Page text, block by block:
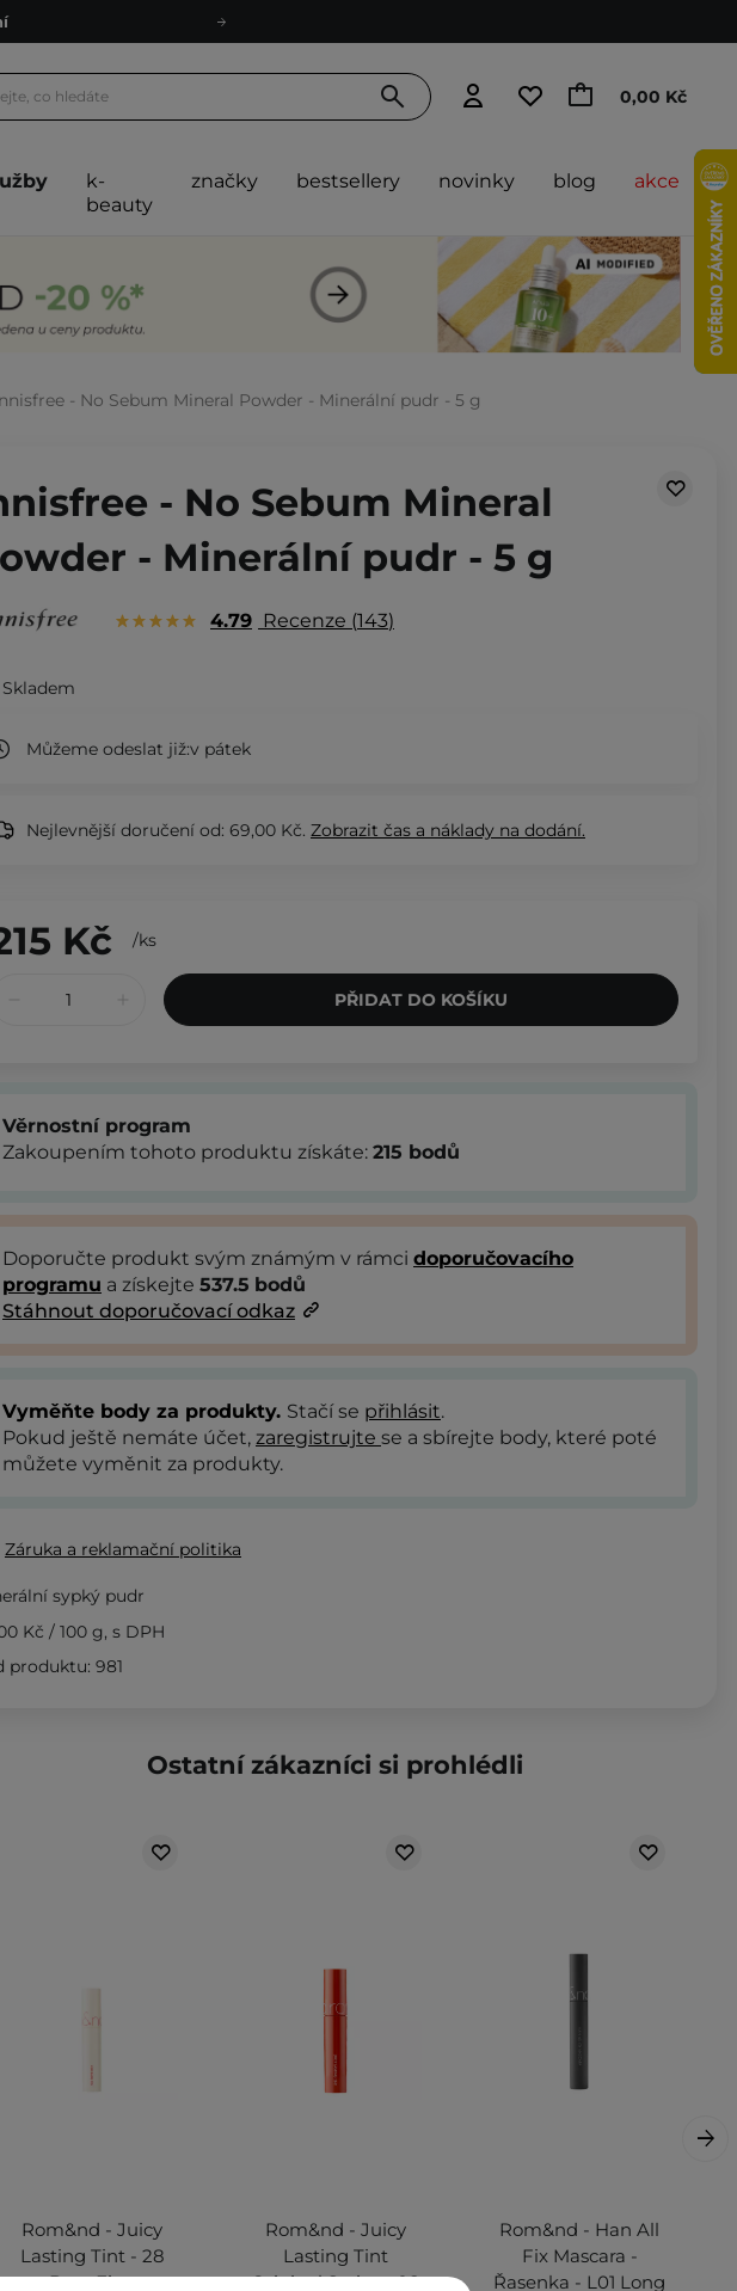
0,00 Kč
k-
beauty
značky bestsellery novinky blog akce
- No Sebum Mineral Powder - Minerální pudr - 5 g
- No Sebum Mineral
- Minerální pudr - 5 g
4.79 Recenze 143
Skladem
Můžeme odeslat již:v pátek
Nejlevnější doručení od: 69,00 Kč. Zobrazit čas a náklady na dodání.
Kč /ks
PŘIDAT DO KOŠÍKU
Věrnostní program
Zakoupením tohoto produktu získáte: 215 bodů
Doporučte produkt svým známým v rámci doporučovacího
programu a získejte 537.5 bodů
Stáhnout doporučovací odkaz
Vyměňte body za produkty. Stačí se přihlásit.
Pokud ještě nemáte účet, zaregistrujte se a sbírejte body, které poté
můžete vyměnit za produkty.
Záruka a reklamační politika
sypký pudr
Kč / 100 g, s DPH
produktu: 981
Ostatní zákazníci si prohlédli
Rom&nd - Juicy
Lasting Tint - 28
Bare Fig -
Rom&nd - Juicy
Lasting Tint
Original Series - 08
Rom&nd - Han All
Fix Mascara -
Řasenka - L01 Long